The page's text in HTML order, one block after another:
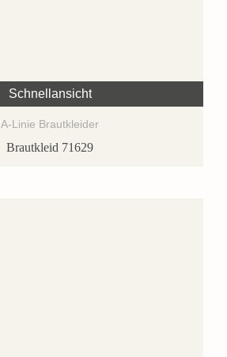
Schnellansicht
A-Linie Brautkleider
Brautkleid 71629